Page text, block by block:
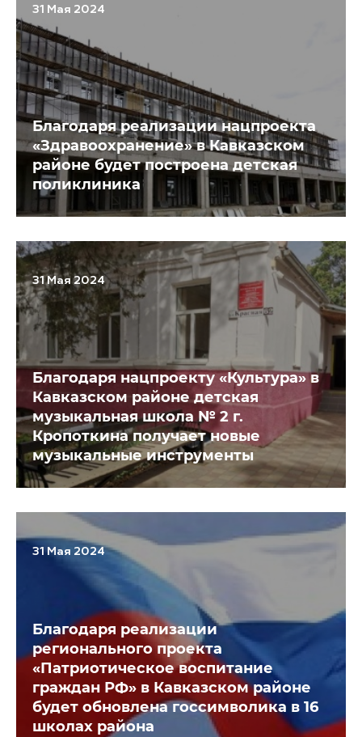
31 Мая 2024
Благодаря реализации нацпроекта
«Здравоохранение» в Кавказском
районе будет построена детская
поликлиника
31 Мая 2024
Благодаря нацпроекту «Культура» в
Кавказском районе детская
музыкальная школа № 2 г.
Кропоткина получает новые
музыкальные инструменты
31 Мая 2024
Благодаря реализации
регионального проекта
«Патриотическое воспитание
граждан РФ» в Кавказском районе
будет обновлена госсимволика в 16
школах района